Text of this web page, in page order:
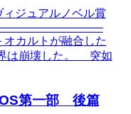
ジュアルノベル賞
カルトが融合した
は崩壊した。 突如
第一部 後篇